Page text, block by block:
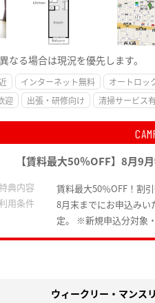
る場合は現況を優先します。
インターネット無料 オートロッ
迎 出張・研修向け 清掃サービス有
【賃料最大50％OFF】8月9
典内容
賃料最大50％OFF！割
用条件
8月末までにお申込みい
定。 ※新規申込分対象
ウィークリー・マンス